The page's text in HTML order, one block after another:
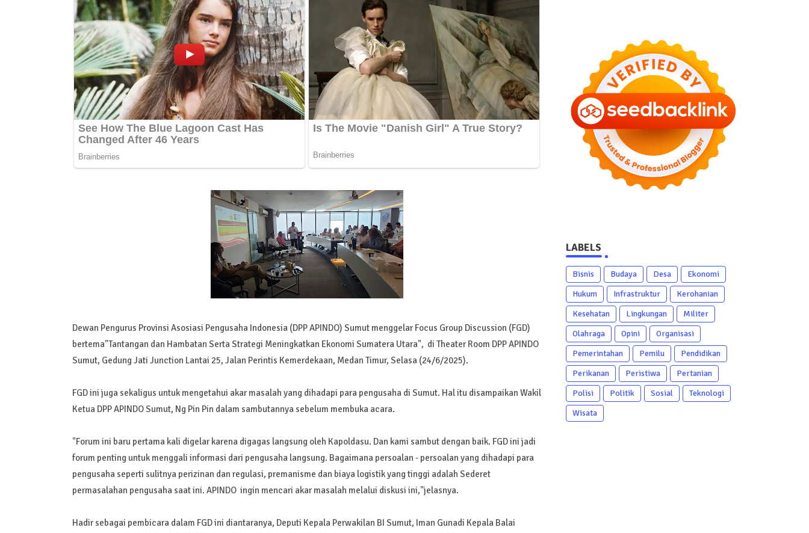
Dewan Pengurus Provinsi Asosiasi Pengusaha Indonesia (DPP APINDO) Sumut menggelar Focus Group Discussion (FGD)
bertema"Tantangan dan Hambatan Serta Strategi Meningkatkan Ekonomi Sumatera Utara", di Theater Room DPP APINDO
Sumut, Gedung Jati Junction Lantai 25, Jalan Perintis Kemerdekaan, Medan Timur, Selasa (24/6/2025).
FGD ini juga sekaligus untuk mengetahui akar masalah yang dihadapi para pengusaha di Sumut. Hal itu disampaikan Wakil
Ketua DPP APINDO Sumut, Ng Pin Pin dalam sambutannya sebelum membuka acara.
"Forum ini baru pertama kali digelar karena digagas langsung oleh Kapoldasu. Dan kami sambut dengan baik. FGD ini jadi
forum penting untuk menggali informasi dari pengusaha langsung. Bagaimana persoalan - persoalan yang dihadapi para
pengusaha seperti sulitnya perizinan dan regulasi, premanisme dan biaya logistik yang tinggi adalah Sederet
permasalahan pengusaha saat ini. APINDO ingin mencari akar masalah melalui diskusi ini,"jelasnya.
Hadir sebagai pembicara dalam FGD ini diantaranya, Deputi Kepala Perwakilan BI Sumut, Iman Gunadi Kepala Balai
LABELS
Bisnis Budaya Desa
Ekonomi
Hukum
Infrastruktur
Kerohanian
Kesehatan
Lingkungan
Militer
Olahraga
Opini
Organisasi
Pemerintahan
Pemilu
Pendidikan
Perikanan
Peristiwa
Pertanian
Polisi
Politik Sosial
Teknologi
Wisata